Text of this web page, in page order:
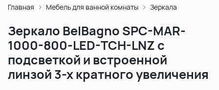
Главная Мебель для ванной комнаты Зеркала
Зеркало BelBagno SPC-MAR-
1000-800-LED-TCH-LNZ с
подсветкой и встроенной
линзой 3-х кратного увеличения